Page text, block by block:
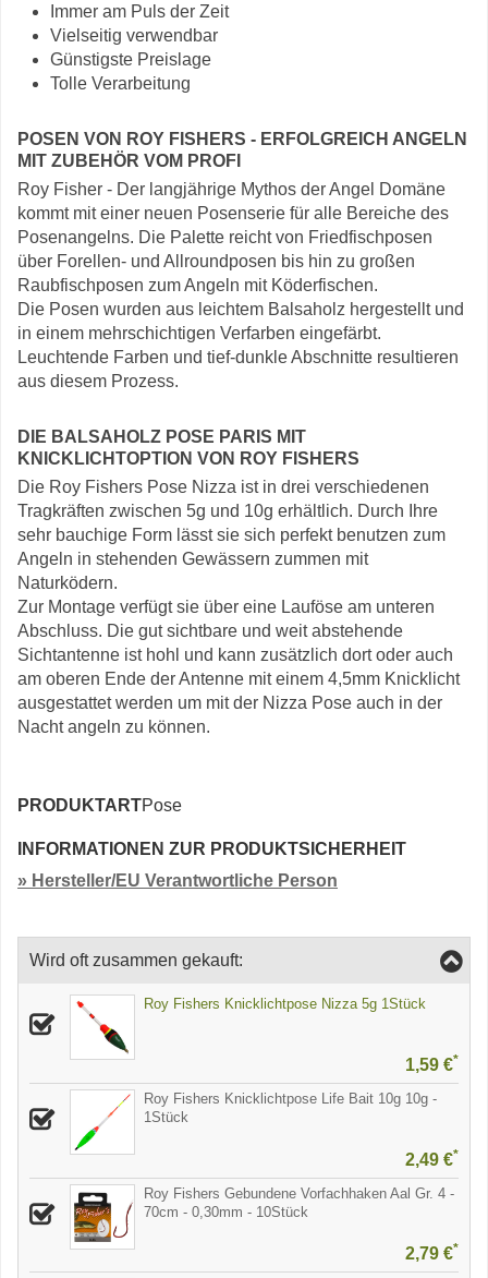
Immer am Puls der Zeit
Vielseitig verwendbar
Günstigste Preislage
Tolle Verarbeitung
POSEN VON ROY FISHERS - ERFOLGREICH ANGELN
MIT ZUBEHÖR VOM PROFI
Roy Fisher - Der langjährige Mythos der Angel Domäne
kommt mit einer neuen Posenserie für alle Bereiche des
Posenangelns. Die Palette reicht von Friedfischposen
über Forellen- und Allroundposen bis hin zu großen
Raubfischposen zum Angeln mit Köderfischen.
Die Posen wurden aus leichtem Balsaholz hergestellt und
in einem mehrschichtigen Verfarben eingefärbt.
Leuchtende Farben und tief-dunkle Abschnitte resultieren
aus diesem Prozess.
DIE BALSAHOLZ POSE PARIS MIT
KNICKLICHTOPTION VON ROY FISHERS
Die Roy Fishers Pose Nizza ist in drei verschiedenen
Tragkräften zwischen 5g und 10g erhältlich. Durch Ihre
sehr bauchige Form lässt sie sich perfekt benutzen zum
Angeln in stehenden Gewässern zummen mit
Naturködern.
Zur Montage verfügt sie über eine Lauföse am unteren
Abschluss. Die gut sichtbare und weit abstehende
Sichtantenne ist hohl und kann zusätzlich dort oder auch
am oberen Ende der Antenne mit einem 4,5mm Knicklicht
ausgestattet werden um mit der Nizza Pose auch in der
Nacht angeln zu können.
PRODUKTARTPose
INFORMATIONEN ZUR PRODUKTSICHERHEIT
» Hersteller/EU Verantwortliche Person
Wird oft zusammen gekauft:
Roy Fishers Knicklichtpose Nizza 5g 1Stück
1,59 €*
Roy Fishers Knicklichtpose Life Bait 10g 10g -
1Stück
2,49 €*
Roy Fishers Gebundene Vorfachhaken Aal Gr. 4 -
70cm - 0,30mm - 10Stück
2,79 €*